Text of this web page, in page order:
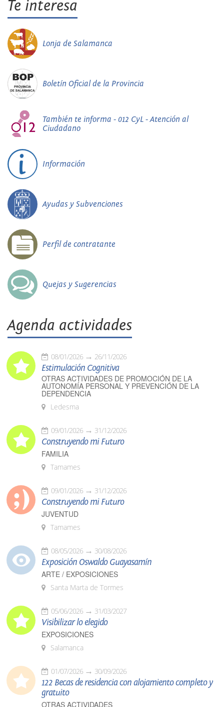
Te interesa
Lonja de Salamanca
Boletín Oficial de la Provincia
También te informa - 012 CyL - Atención al
Ciudadano
Información
Ayudas y Subvenciones
Perfil de contratante
Quejas y Sugerencias
Agenda actividades
08/01/2026 26/11/2026
Estimulación Cognitiva
OTRAS ACTIVIDADES DE PROMOCIÓN DE LA
AUTONOMÍA PERSONAL Y PREVENCIÓN DE LA
DEPENDENCIA
Ledesma
09/01/2026 31/12/2026
Construyendo mi Futuro
FAMILIA
Tamames
09/01/2026 31/12/2026
Construyendo mi Futuro
JUVENTUD
Tamames
08/05/2026 30/08/2026
Exposición Oswaldo Guayasamín
ARTE / EXPOSICIONES
Santa Marta de Tormes
05/06/2026 31/03/2027
Visibilizar lo elegido
EXPOSICIONES
Salamanca
01/07/2026 30/09/2026
122 Becas de residencia con alojamiento completo y
gratuito
OTRAS ACTIVIDADES